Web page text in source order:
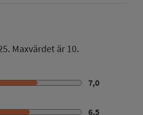
. Maxvärdet är 10.
7,0
6,5